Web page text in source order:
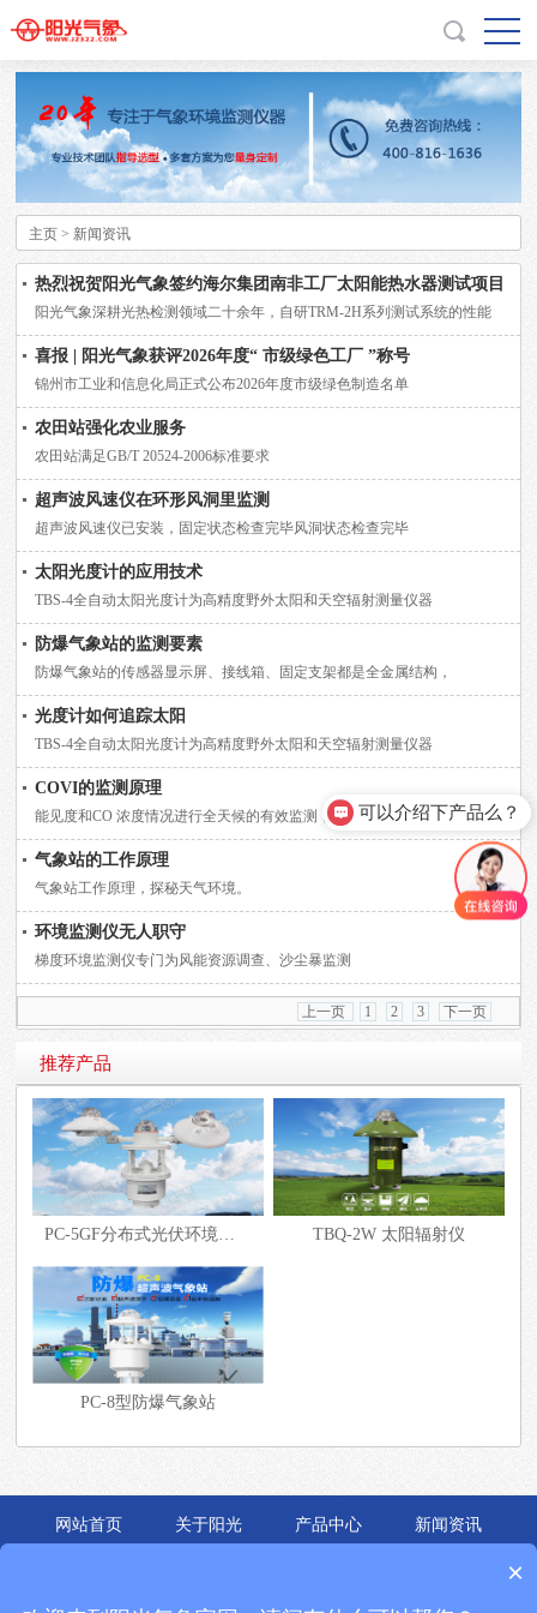
主页 > 新闻资讯
热烈祝贺阳光气象签约海尔集团南非工厂太阳能热水器测试项目
阳光气象深耕光热检测领域二十余年，自研TRM-2H系列测试系统的性能
喜报 | 阳光气象获评2026年度“ 市级绿色工厂 ”称号
锦州市工业和信息化局正式公布2026年度市级绿色制造名单
农田站强化农业服务
农田站满足GB/T 20524-2006标准要求
超声波风速仪在环形风洞里监测
超声波风速仪已安装，固定状态检查完毕风洞状态检查完毕
太阳光度计的应用技术
TBS-4全自动太阳光度计为高精度野外太阳和天空辐射测量仪器
防爆气象站的监测要素
防爆气象站的传感器显示屏、接线箱、固定支架都是全金属结构，
光度计如何追踪太阳
TBS-4全自动太阳光度计为高精度野外太阳和天空辐射测量仪器
COVI的监测原理
能见度和CO 浓度情况进行全天候的有效监测，
气象站的工作原理
气象站工作原理，探秘天气环境。
环境监测仪无人职守
梯度环境监测仪专门为风能资源调查、沙尘暴监测
上一页 1 2 3 下一页
推荐产品
PC-5GF分布式光伏环境监测仪 TBQ-2W 太阳辐射仪
PC-8型防爆气象站
网站首页 关于阳光 产品中心
新闻资讯
可以介绍下产品么？
×